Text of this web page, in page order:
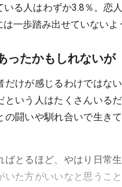
いる人はわずか3.8％。恋
一歩踏み出せていないよ
ったかもしれないが
だけが感じるわけではな
という人はたくさんいる
の闘いや馴れ合いで生き
ばとるほど、やはり日常
いた方がいいなと思うこ